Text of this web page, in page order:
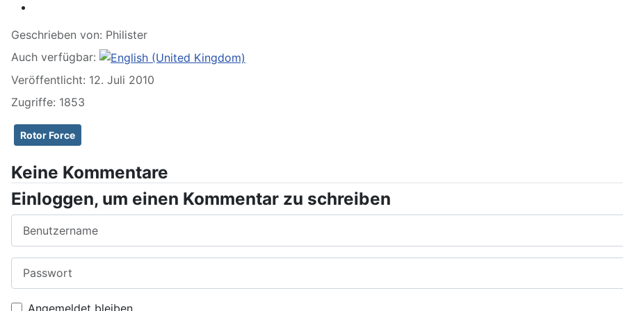
Geschrieben von: Philister
Auch verfügbar:
Veröffentlicht: 12. Juli 2010
Zugriffe: 1853
Rotor Force
Keine Kommentare
Einloggen, um einen Kommentar zu schreiben
Angemeldet bleiben